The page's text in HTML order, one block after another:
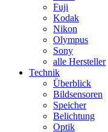
Fuji
Kodak
Nikon
Olympus
Sony
alle Hersteller
Technik
Überblick
Bildsensoren
Speicher
Belichtung
Optik